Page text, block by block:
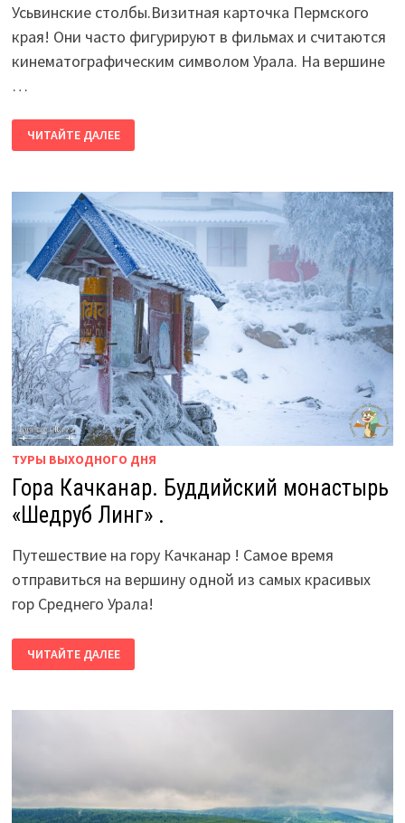
Усьвинские столбы.Визитная карточка Пермского
края! Они часто фигурируют в фильмах и считаются
кинематографическим символом Урала. На вершине
…
УСЬВИНСКИЕ
СТОЛБЫ
—
ПЕРМСКОГО
ЧИТАЙТЕ ДАЛЕЕ
ТУРЫ ВЫХОДНОГО ДНЯ
Гора Качканар. Буддийский монастырь
«Шедруб Линг» .
Путешествие на гору Качканар ! Самое время
отправиться на вершину одной из самых красивых
гор Среднего Урала!
КАЧКАНАР.
БУДДИЙСКИЙ
ЛИНГ»
ЧИТАЙТЕ ДАЛЕЕ